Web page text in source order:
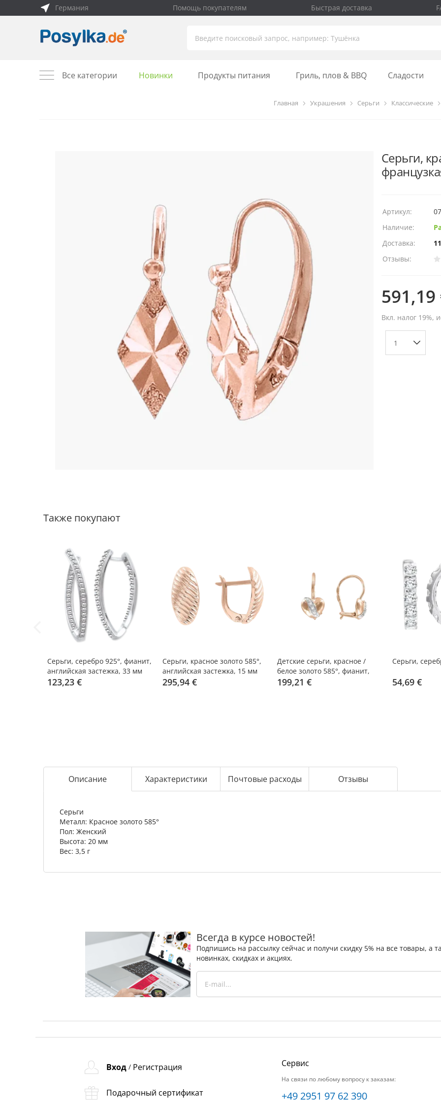
Германия Помощь покупателям Быстрая доставка
Все категории Новинки Продукты питания Гриль, плов & BBQ Сладости
Главная Украшения Серьги Классические
Серьги,
Артикул:
Наличие:
Доставка:
Отзывы:
591,19
Вкл. налог 19%,
Также покупают
Серьги, серебро 925°, фианит,
английская застежка, 33 мм
123,23 €
Серьги, красное золото 585°,
английская застежка, 15 мм
295,94 €
Детские серьги, красное /
белое золото 585°, фианит,
французская застежка, 13 мм
199,21 €
Серьги,
54,69 €
Описание Характеристики Почтовые расходы Отзывы
Серьги
Металл: Красное золото 585°
Пол: Женский
Высота: 20 мм
Вес: 3,5 г
Всегда в курсе новостей!
Подпишись на рассылку сейчас и получи скидку 5% на все товары,
новинках, скидках и акциях.
Вход / Регистрация
Подарочный сертификат
Сервис
На связи по любому вопросу к заказам:
+49 2951 97 62 390